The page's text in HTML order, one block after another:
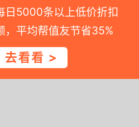
日5000条以上低价折扣
，平均帮值友节省35%
去看看 >
>